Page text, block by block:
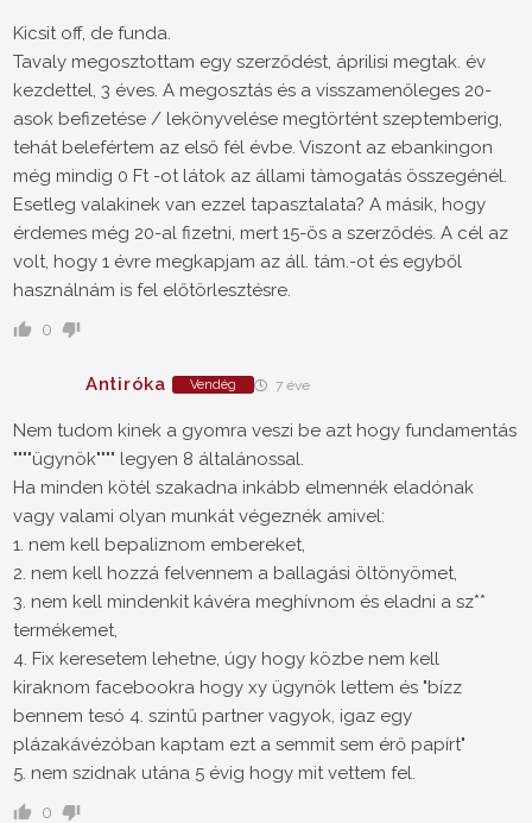
Kicsit off, de funda.
Tavaly megosztottam egy szerződést, áprilisi megtak. év
kezdettel, 3 éves. A megosztás és a visszamenőleges 20-
asok befizetése / lekönyvelése megtörtént szeptemberig,
tehát belefértem az első fél évbe. Viszont az ebankingon
még mindig 0 Ft -ot látok az állami tàmogatás összegénél.
Esetleg valakinek van ezzel tapasztalata? A másik, hogy
érdemes még 20-al fizetni, mert 15-ös a szerződés. A cél az
volt, hogy 1 évre megkapjam az áll. tám.-ot és egyből
használnám is fel előtörlesztésre.
0
Antiróka Vendég 7 éve
Nem tudom kinek a gyomra veszi be azt hogy fundamentás
""""ügynök"""" legyen 8 általánossal.
Ha minden kötél szakadna inkább elmennék eladónak
vagy valami olyan munkát végeznék amivel:
1. nem kell bepaliznom embereket,
2. nem kell hozzá felvennem a ballagási öltönyömet,
3. nem kell mindenkit kávéra meghívnom és eladni a sz**
termékemet,
4. Fix keresetem lehetne, úgy hogy közbe nem kell
kiraknom facebookra hogy xy ügynök lettem és "bízz
bennem tesó 4. szintű partner vagyok, igaz egy
plázakávézóban kaptam ezt a semmit sem érő papírt"
5. nem szidnak utána 5 évig hogy mit vettem fel.
0